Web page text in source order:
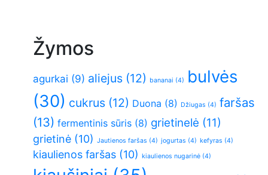
Žymos
agurkai (9) aliejus (12) bananai (4)
bulvės
(30) cukrus (12) Duona (8) Džiugas (4) faršas
(13) fermentinis sūris (8) grietinelė (11)
grietinė (10) Jautienos faršas (4) jogurtas (4) kefyras (4)
kiaulienos faršas (10) kiaulienos nugarinė (4)